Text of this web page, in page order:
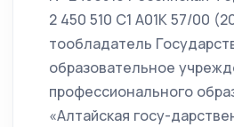
2 450 510 С1 А01К 57/00
тообладатель
образовательное
профессионального
«Алтайская госу-